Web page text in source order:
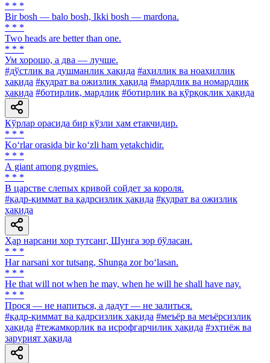
* * *
Bir bosh — balo bosh, Ikki bosh — mardona.
* * *
Two heads are better than one.
* * *
Ум хорошо, а два — лучше.
#дўстлик ва душманлик ҳақида #аҳиллик ва ноаҳиллик
ҳақида #қудрат ва ожизлик ҳақида #мардлик ва номардлик
ҳақида #ботирлик, мардлик #ботирлик ва қўрқоқлик ҳақида
Кўрлар орасида бир кўзли ҳам етакчидир.
* * *
Ko‘rlar orasida bir ko‘zli ham yetakchidir.
* * *
А giant among pygmies.
* * *
В царстве слепых кривой сойдет за короля.
#қадр-қиммат ва қадрсизлик ҳақида #қудрат ва ожизлик
ҳақида
Ҳар нарсани хор тутсанг, Шунга зор бўласан.
* * *
Har narsani xor tutsang, Shunga zor bo‘lasan.
* * *
Не that will not when he may, when he will he shall have nay.
* * *
Прося — не напиться, а дадут — не залиться.
#қадр-қиммат ва қадрсизлик ҳақида #меъёр ва меъёрсизлик
ҳақида #тежамкорлик ва исрофгарчилик ҳақида #эҳтиёж ва
зарурият ҳақида